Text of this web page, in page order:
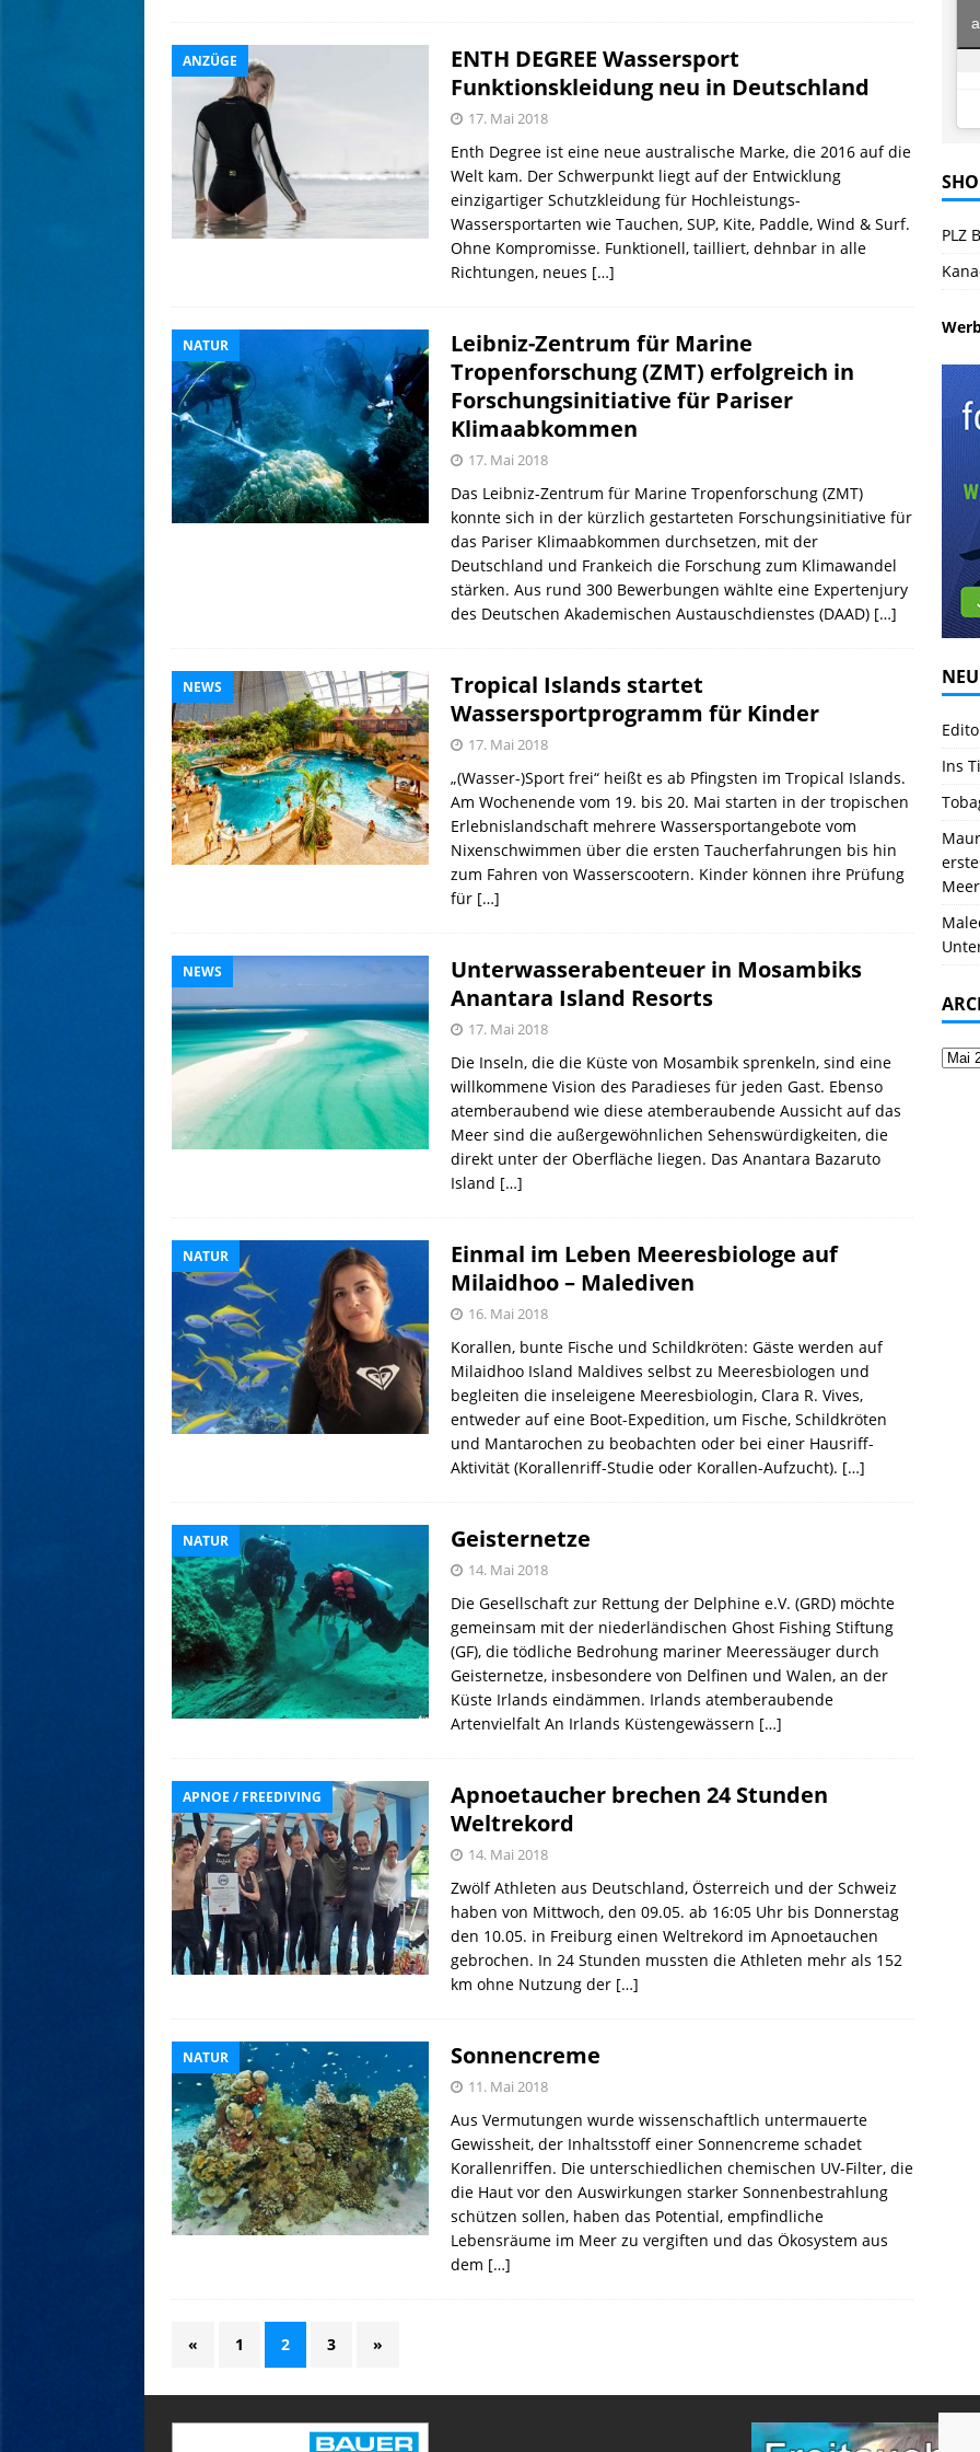
ANZÜGE
ENTH DEGREE Wassersport
Funktionskleidung neu in Deutschland
17. Mai 2018
Enth Degree ist eine neue australische Marke, die 2016 auf die
Welt kam. Der Schwerpunkt liegt auf der Entwicklung
einzigartiger Schutzkleidung für Hochleistungs-
Wassersportarten wie Tauchen, SUP, Kite, Paddle, Wind & Surf.
Ohne Kompromisse. Funktionell, tailliert, dehnbar in alle
Richtungen, neues […]
NATUR
Leibniz-Zentrum für Marine
Tropenforschung (ZMT) erfolgreich in
Forschungsinitiative für Pariser
Klimaabkommen
17. Mai 2018
Das Leibniz-Zentrum für Marine Tropenforschung (ZMT)
konnte sich in der kürzlich gestarteten Forschungsinitiative für
das Pariser Klimaabkommen durchsetzen, mit der
Deutschland und Frankeich die Forschung zum Klimawandel
stärken. Aus rund 300 Bewerbungen wählte eine Expertenjury
des Deutschen Akademischen Austauschdienstes (DAAD) […]
NEWS
Tropical Islands startet
Wassersportprogramm für Kinder
17. Mai 2018
„(Wasser-)Sport frei“ heißt es ab Pfingsten im Tropical Islands.
Am Wochenende vom 19. bis 20. Mai starten in der tropischen
Erlebnislandschaft mehrere Wassersportangebote vom
Nixenschwimmen über die ersten Taucherfahrungen bis hin
zum Fahren von Wasserscootern. Kinder können ihre Prüfung
für […]
NEWS
Unterwasserabenteuer in Mosambiks
Anantara Island Resorts
17. Mai 2018
Die Inseln, die die Küste von Mosambik sprenkeln, sind eine
willkommene Vision des Paradieses für jeden Gast. Ebenso
atemberaubend wie diese atemberaubende Aussicht auf das
Meer sind die außergewöhnlichen Sehenswürdigkeiten, die
direkt unter der Oberfläche liegen. Das Anantara Bazaruto
Island […]
NATUR
Einmal im Leben Meeresbiologe auf
Milaidhoo – Malediven
16. Mai 2018
Korallen, bunte Fische und Schildkröten: Gäste werden auf
Milaidhoo Island Maldives selbst zu Meeresbiologen und
begleiten die inseleigene Meeresbiologin, Clara R. Vives,
entweder auf eine Boot-Expedition, um Fische, Schildkröten
und Mantarochen zu beobachten oder bei einer Hausriff-
Aktivität (Korallenriff-Studie oder Korallen-Aufzucht). […]
NATUR Geisternetze
14. Mai 2018
Die Gesellschaft zur Rettung der Delphine e.V. (GRD) möchte
gemeinsam mit der niederländischen Ghost Fishing Stiftung
(GF), die tödliche Bedrohung mariner Meeressäuger durch
Geisternetze, insbesondere von Delfinen und Walen, an der
Küste Irlands eindämmen. Irlands atemberaubende
Artenvielfalt An Irlands Küstengewässern […]
APNOE / FREEDIVING
Apnoetaucher brechen 24 Stunden
Weltrekord
14. Mai 2018
Zwölf Athleten aus Deutschland, Österreich und der Schweiz
haben von Mittwoch, den 09.05. ab 16:05 Uhr bis Donnerstag
den 10.05. in Freiburg einen Weltrekord im Apnoetauchen
gebrochen. In 24 Stunden mussten die Athleten mehr als 152
km ohne Nutzung der […]
NATUR Sonnencreme
11. Mai 2018
Aus Vermutungen wurde wissenschaftlich untermauerte
Gewissheit, der Inhaltsstoff einer Sonnencreme schadet
Korallenriffen. Die unterschiedlichen chemischen UV-Filter, die
die Haut vor den Auswirkungen starker Sonnenbestrahlung
schützen sollen, haben das Potential, empfindliche
Lebensräume im Meer zu vergiften und das Ökosystem aus
dem […]
« 1 2 3 »
PLZ
Ins